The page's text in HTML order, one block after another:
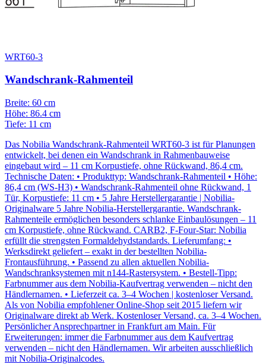
WRT60-3
Wandschrank-Rahmenteil
Breite: 60 cm
Höhe: 86.4 cm
Tiefe: 11 cm
Das Nobilia Wandschrank-Rahmenteil WRT60-3 ist für Planungen
entwickelt, bei denen ein Wandschrank in Rahmenbauweise
eingebaut wird – 11 cm Korpustiefe, ohne Rückwand, 86,4 cm.
Technische Daten: • Produkttyp: Wandschrank-Rahmenteil • Höhe:
86,4 cm (WS-H3) • Wandschrank-Rahmenteil ohne Rückwand, 1
Tür, Korpustiefe: 11 cm • 5 Jahre Herstellergarantie | Nobilia-
Originalware 5 Jahre Nobilia-Herstellergarantie. Wandschrank-
Rahmenteile ermöglichen besonders schlanke Einbaulösungen – 11
cm Korpustiefe, ohne Rückwand. CARB2, F-Four-Star: Nobilia
erfüllt die strengsten Formaldehydstandards. Lieferumfang: •
Werksdirekt geliefert – exakt in der bestellten Nobilia-
Frontausführung. • Passend zu allen aktuellen Nobilia-
Wandschranksystemen mit n144-Rastersystem. • Bestell-Tipp:
Farbnummer aus dem Nobilia-Kaufvertrag verwenden – nicht den
Händlernamen. • Lieferzeit ca. 3–4 Wochen | kostenloser Versand.
Als von Nobilia empfohlener Online-Shop seit 2015 liefern wir
Originalware direkt ab Werk. Kostenloser Versand, ca. 3–4 Wochen.
Persönlicher Ansprechpartner in Frankfurt am Main. Für
Erweiterungen: immer die Farbnummer aus dem Kaufvertrag
verwenden – nicht den Händlernamen. Wir arbeiten ausschließlich
mit Nobilia-Originalcodes.